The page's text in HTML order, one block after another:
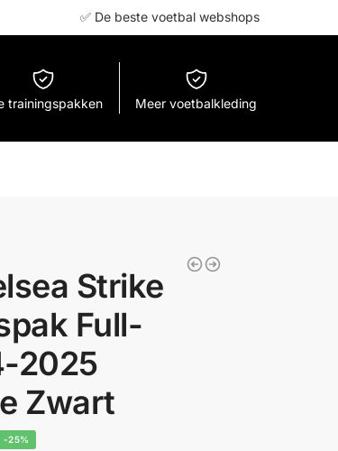
✅ De beste voetbal webshops
trainingspakken Meer voetbalkleding
Strike
Full-
2025
Zwart
-25%